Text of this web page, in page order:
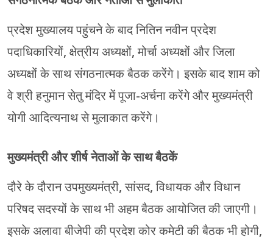
प्रदेश मुख्यालय पहुंचने के बाद नितिन नवीन प्रदेश
पदाधिकारियों, क्षेत्रीय अध्यक्षों, मोर्चा अध्यक्षों और जिला
अध्यक्षों के साथ संगठनात्मक बैठक करेंगे। इसके बाद शाम को
वे श्री हनुमान सेतु मंदिर में पूजा-अर्चना करेंगे और मुख्यमंत्री
योगी आदित्यनाथ से मुलाकात करेंगे।
मुख्यमंत्री और शीर्ष नेताओं के साथ बैठकें
दौरे के दौरान उपमुख्यमंत्री, सांसद, विधायक और विधान
परिषद सदस्यों के साथ भी अहम बैठक आयोजित की जाएगी।
इसके अलावा बीजेपी की प्रदेश कोर कमेटी की बैठक भी होगी,